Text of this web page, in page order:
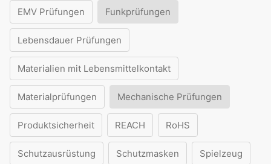
EMV Prüfungen Funkprüfungen
Lebensdauer Prüfungen
Materialien mit Lebensmittelkontakt
Materialprüfungen Mechanische Prüfungen
Produktsicherheit REACH RoHS
Schutzausrüstung Schutzmasken Spielzeug